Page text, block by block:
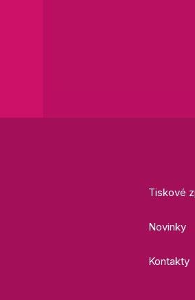
Tiskové
Novinky
Kontakty